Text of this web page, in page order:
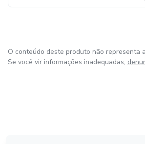
O conteúdo deste produto não representa
Se você vir informações inadequadas,